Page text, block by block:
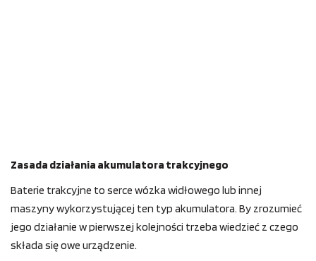
Zasada działania akumulatora trakcyjnego
Baterie trakcyjne to serce wózka widłowego lub innej
maszyny wykorzystującej ten typ akumulatora. By zrozumieć
jego działanie w pierwszej kolejności trzeba wiedzieć z czego
składa się owe urządzenie.